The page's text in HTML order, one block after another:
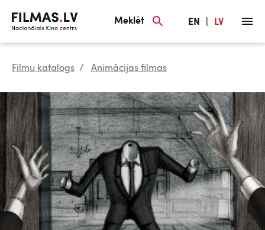
Meklēt EN LV
Filmu katalogs Animācijas filmas